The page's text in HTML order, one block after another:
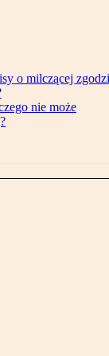
o milczącej
nie może